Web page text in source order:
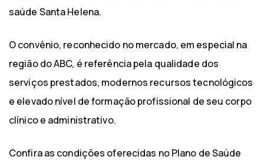
saúde Santa Helena.
O convênio, reconhecido no mercado, em especial na
região do ABC, é referência pela qualidade dos
serviços prestados, modernos recursos tecnológicos
e elevado nível de formação profissional de seu corpo
clínico e administrativo.
Confira as condições oferecidas no Plano de Saúde